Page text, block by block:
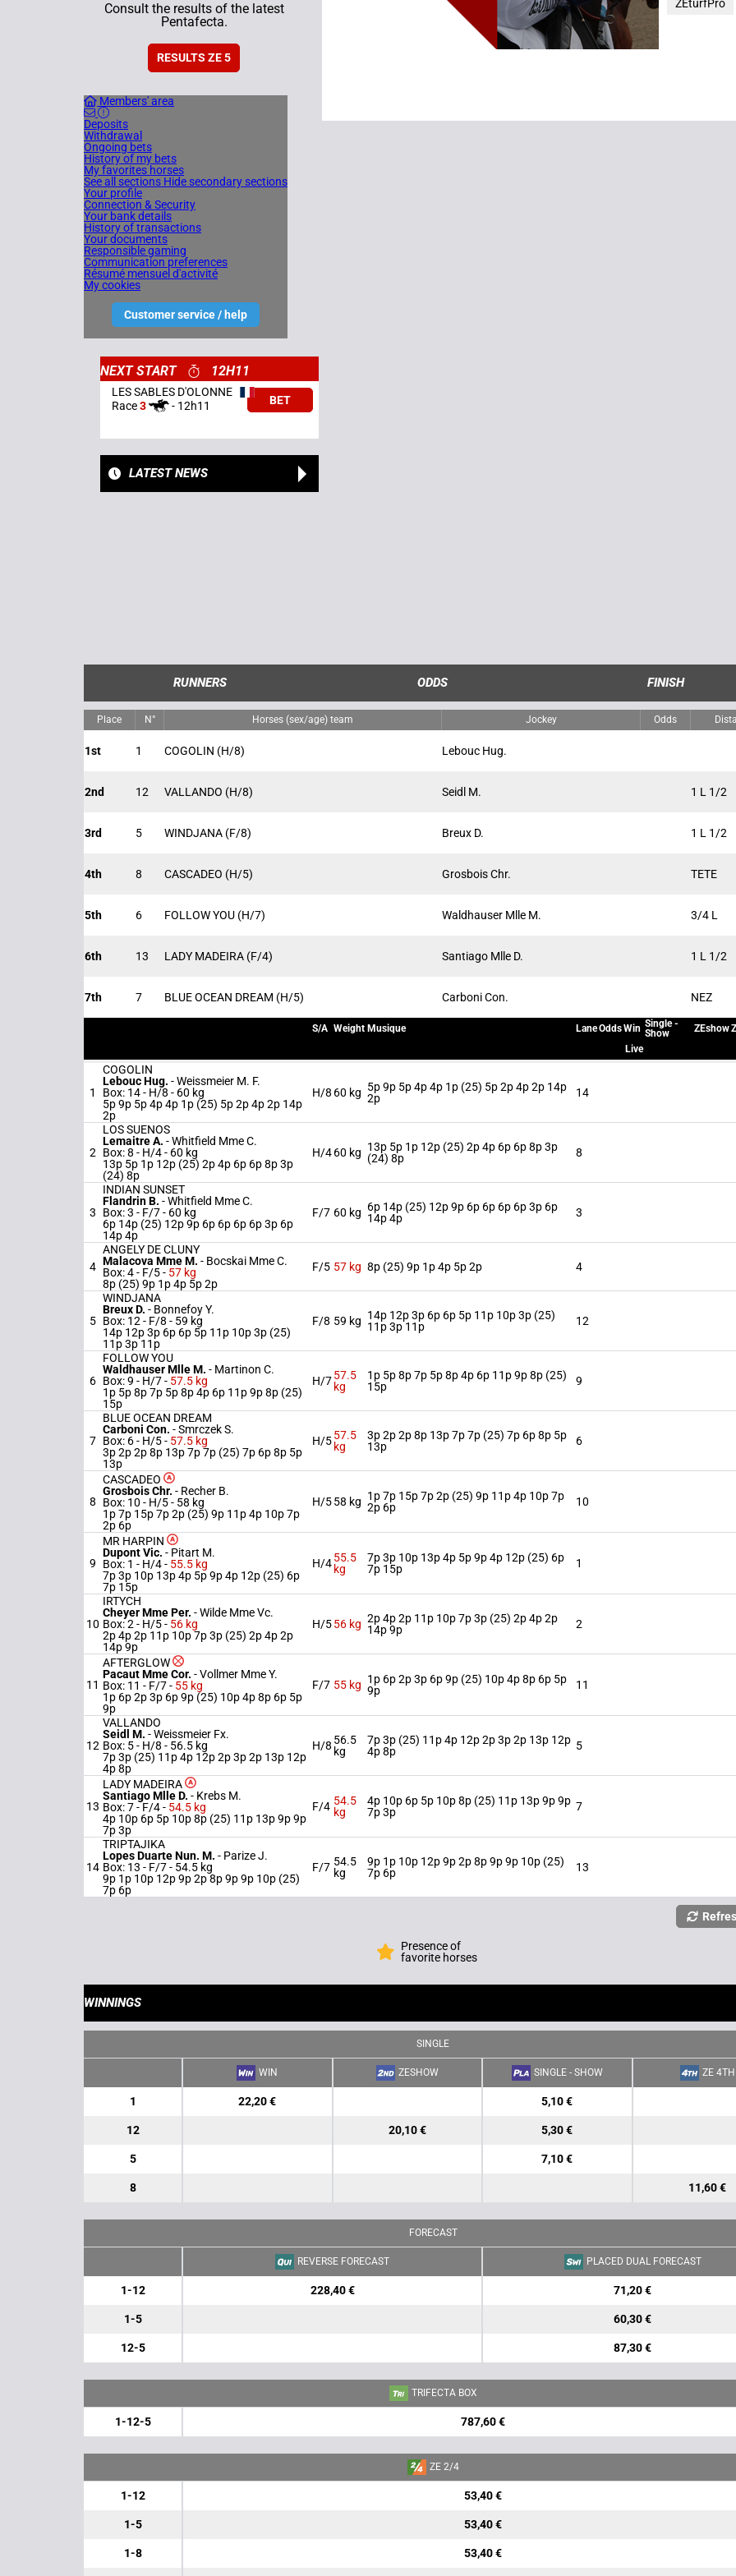
Consult the results of the latest
Pentafecta.
RESULTS ZE 5
Members' area
Deposits
Withdrawal
Ongoing bets
History of my bets
My favorites horses
See all sections Hide secondary sections
Your profile
Connection & Security
Your bank details
History of transactions
Your documents
Responsible gaming
Communication preferences
Résumé mensuel d'activité
My cookies
Customer service / help
ZEturfPro
NEXT START 12H11
LES SABLES D'OLONNE
Race3 - 12h11 BET
LATEST NEWS
RUNNERS ODDS FINISH
Place N° Horses (sex/age) team Jockey Odds
1st 1 COGOLIN (H/8) Lebouc Hug.
2nd 12 VALLANDO (H/8) Seidl M. 1 L 1/2
3rd 5 WINDJANA (F/8) Breux D. 1 L 1/2
4th 8 CASCADEO (H/5) Grosbois Chr. TETE
5th 6 FOLLOW YOU (H/7) Waldhauser Mlle M. 3/4 L
6th 13 LADY MADEIRA (F/4) Santiago Mlle D. 1 L 1/2
7th 7 BLUE OCEAN DREAM (H/5) Carboni Con. NEZ
S/A Weight Musique LaneOddsWin Single -
Show
ZEshow
Live
1
COGOLIN
Lebouc Hug. -Weissmeier M. F.
Box: 14 - H/8 - 60 kg
5p 9p 5p 4p 4p 1p (25) 5p 2p 4p 2p 14p
2p
H/8 60 kg 5p 9p 5p 4p 4p 1p (25) 5p 2p 4p 2p 14p
2p
14
2
LOS SUENOS
Lemaitre A. -Whitfield Mme C.
Box: 8 - H/4 - 60 kg
13p 5p 1p 12p (25) 2p 4p 6p 6p 8p 3p
(24) 8p
H/460 kg 13p 5p 1p 12p (25) 2p 4p 6p 6p 8p 3p
(24) 8p
8
3
INDIAN SUNSET
Flandrin B. -Whitfield Mme C.
Box: 3 - F/7 - 60 kg
6p 14p (25) 12p 9p 6p 6p 6p 6p 3p 6p
14p 4p
F/7 60 kg 6p 14p (25) 12p 9p 6p 6p 6p 6p 3p 6p
14p 4p
3
4
ANGELY DE CLUNY
Malacova Mme M. - Bocskai Mme C.
Box: 4 - F/5 - 57 kg
8p (25) 9p 1p 4p 5p 2p
F/5 57 kg 8p (25) 9p 1p 4p 5p 2p 4
5
WINDJANA
Breux D. - Bonnefoy Y.
Box: 12 - F/8 - 59 kg
14p 12p 3p 6p 6p 5p 11p 10p 3p (25)
11p 3p 11p
F/8 59 kg 14p 12p 3p 6p 6p 5p 11p 10p 3p (25)
11p 3p 11p
12
6
FOLLOW YOU
Waldhauser Mlle M. - Martinon C.
Box: 9 - H/7 - 57.5 kg
1p 5p 8p 7p 5p 8p 4p 6p 11p 9p 8p (25)
15p
H/757.5
kg
1p 5p 8p 7p 5p 8p 4p 6p 11p 9p 8p (25)
15p
9
7
BLUE OCEAN DREAM
Carboni Con. -Smrczek S.
Box: 6 - H/5 - 57.5 kg
3p 2p 2p 8p 13p 7p 7p (25) 7p 6p 8p 5p
13p
H/557.5
kg
3p 2p 2p 8p 13p 7p 7p (25) 7p 6p 8p 5p
13p
6
8
CASCADEO
Grosbois Chr. - Recher B.
Box: 10 - H/5 - 58 kg
1p 7p 15p 7p 2p (25) 9p 11p 4p 10p 7p
2p 6p
H/558 kg 1p 7p 15p 7p 2p (25) 9p 11p 4p 10p 7p
2p 6p
10
9
MR HARPIN
Dupont Vic. - Pitart M.
Box: 1 - H/4 - 55.5 kg
7p 3p 10p 13p 4p 5p 9p 4p 12p (25) 6p
7p 15p
H/455.5
kg
7p 3p 10p 13p 4p 5p 9p 4p 12p (25) 6p
7p 15p
1
10
IRTYCH
Cheyer Mme Per. -Wilde Mme Vc.
Box: 2 - H/5 - 56 kg
2p 4p 2p 11p 10p 7p 3p (25) 2p 4p 2p
14p 9p
H/556 kg 2p 4p 2p 11p 10p 7p 3p (25) 2p 4p 2p
14p 9p
2
11
AFTERGLOW
Pacaut Mme Cor. -Vollmer Mme Y.
Box: 11 - F/7 - 55 kg
1p 6p 2p 3p 6p 9p (25) 10p 4p 8p 6p 5p
9p
F/7 55 kg 1p 6p 2p 3p 6p 9p (25) 10p 4p 8p 6p 5p
9p
11
12
VALLANDO
Seidl M. -Weissmeier Fx.
Box: 5 - H/8 - 56.5 kg
7p 3p (25) 11p 4p 12p 2p 3p 2p 13p 12p
4p 8p
H/8 56.5
kg
7p 3p (25) 11p 4p 12p 2p 3p 2p 13p 12p
4p 8p
5
13
LADY MADEIRA
Santiago Mlle D. - Krebs M.
Box: 7 - F/4 - 54.5 kg
4p 10p 6p 5p 10p 8p (25) 11p 13p 9p 9p
7p 3p
F/4 54.5
kg
4p 10p 6p 5p 10p 8p (25) 11p 13p 9p 9p
7p 3p
7
14
TRIPTAJIKA
Lopes Duarte Nun. M. - Parize J.
Box: 13 - F/7 - 54.5 kg
9p 1p 10p 12p 9p 2p 8p 9p 9p 10p (25)
7p 6p
F/7 54.5
kg
9p 1p 10p 12p 9p 2p 8p 9p 9p 10p (25)
7p 6p
13
Presence of
favorite horses
WINNINGS
SINGLE
WIN ZESHOW SINGLE - SHOW ZE 4TH
1 22,20 € 5,10 €
12 20,10 € 5,30 €
5 7,10 €
8 11,60 €
FORECAST
REVERSE FORECAST PLACED DUAL FORECAST
1-12 228,40 € 71,20 €
1-5 60,30 €
12-5 87,30 €
TRIFECTA BOX
1-12-5 787,60 €
ZE 2/4
1-12 53,40 €
1-5 53,40 €
1-8 53,40 €